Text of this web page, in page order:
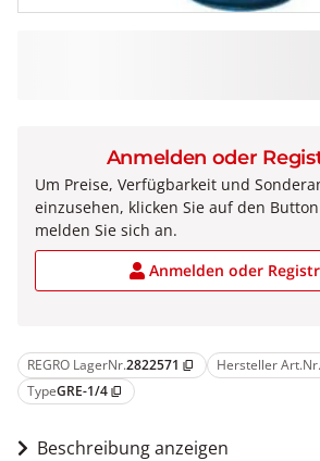
REGRO LagerNr.2822571 content_copy Hersteller Art.Nr.
TypeGRE-1/4 content_copy
Beschreibung anzeigen
Anmelden oder
Um Preise, Verfügbarkeit und
einzusehen, klicken Sie auf den
melden Sie sich an.
Anmelden oder